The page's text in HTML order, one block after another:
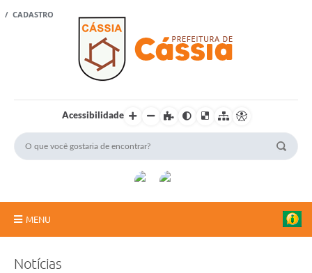
/ CADASTRO
Acessibilidade
MENU
Notícias